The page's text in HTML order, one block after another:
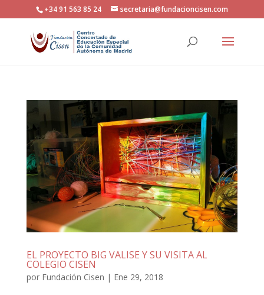
+34 91 563 85 24 secretaria@fundacioncisen.com
EL PROYECTO BIG VALISE Y SU VISITA AL
COLEGIO CISEN
por Fundación Cisen | Ene 29, 2018